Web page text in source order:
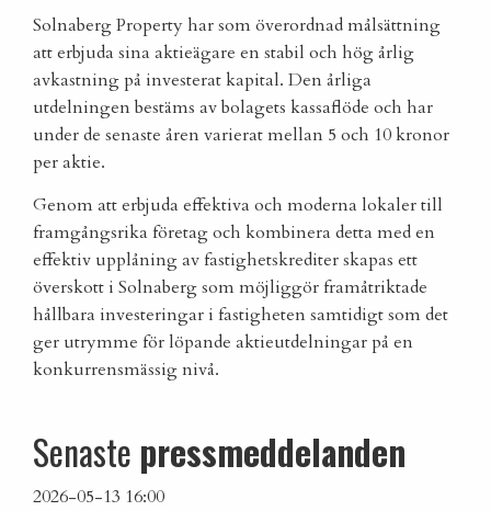
Solnaberg Property har som överordnad målsättning
att erbjuda sina aktieägare en stabil och hög årlig
avkastning på investerat kapital. Den årliga
utdelningen bestäms av bolagets kassaflöde och har
under de senaste åren varierat mellan 5 och 10 kronor
per aktie.
Genom att erbjuda effektiva och moderna lokaler till
framgångsrika företag och kombinera detta med en
effektiv upplåning av fastighetskrediter skapas ett
överskott i Solnaberg som möjliggör framåtriktade
hållbara investeringar i fastigheten samtidigt som det
ger utrymme för löpande aktieutdelningar på en
konkurrensmässig nivå.
Senaste pressmeddelanden
2026-05-13 16:00